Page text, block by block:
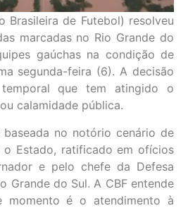
Brasileira de Futebol) resolveu
marcadas no Rio Grande do
gaúchas na condição de
segunda-feira (6). A decisão
que tem atingido o
calamidade pública.
baseada no notório cenário de
o Estado, ratificado em ofícios
e pelo chefe da Defesa
Grande do Sul. A CBF entende
momento é o atendimento à